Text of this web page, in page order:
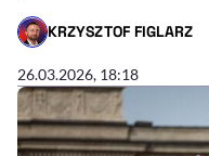
KRZYSZTOF FIGLARZ
- AUTOR ARTYKUŁU -
26.03.2026, 18:18